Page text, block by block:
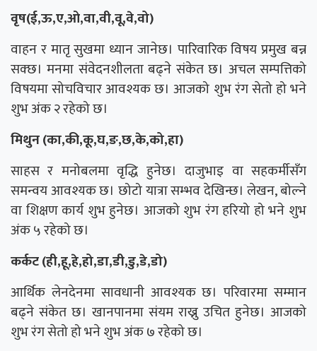
वृष(ई,ऊ,ए,ओ,वा,वी,वू,वे,वो)
वाहन र मातृ सुखमा ध्यान जानेछ। पारिवारिक विषय प्रमुख बन्न
सक्छ। मनमा संवेदनशीलता बढ्ने संकेत छ। अचल सम्पत्तिको
विषयमा सोचविचार आवश्यक छ। आजको शुभ रंग सेतो हो भने
शुभ अंक २ रहेको छ।
मिथुन (का,की,कू,घ,ङ,छ,के,को,हा)
साहस र मनोबलमा वृद्धि हुनेछ। दाजुभाइ वा सहकर्मीसँग
समन्वय आवश्यक छ। छोटो यात्रा सम्भव देखिन्छ। लेखन, बोल्ने
वा शिक्षण कार्य शुभ हुनेछ। आजको शुभ रंग हरियो हो भने शुभ
अंक ५ रहेको छ।
कर्कट (ही,हू,हे,हो,डा,डी,डु,डे,डो)
आर्थिक लेनदेनमा सावधानी आवश्यक छ। परिवारमा सम्मान
बढ्ने संकेत छ। खानपानमा संयम राख्नु उचित हुनेछ। आजको
शुभ रंग सेतो हो भने शुभ अंक ७ रहेको छ।